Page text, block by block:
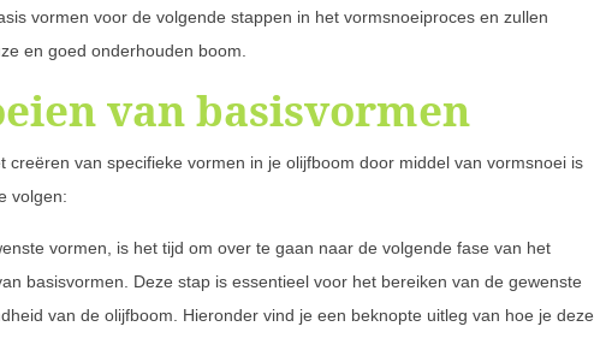
vormen voor de volgende stappen in het vormsnoeiproces en zullen
en goed onderhouden boom.
van basisvormen
creëren van specifieke vormen in je olijfboom door middel van vormsnoei is
volgen:
vormen, is het tijd om over te gaan naar de volgende fase van het
basisvormen. Deze stap is essentieel voor het bereiken van de gewenste
van de olijfboom. Hieronder vind je een beknopte uitleg van hoe je deze